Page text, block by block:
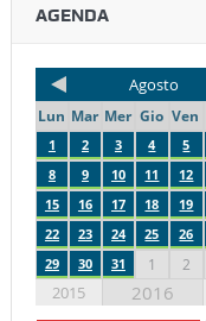
AGENDA
Agosto
Lun Mar Mer Gio Ven
1 2 3 4 5
8
9 10 11 12
15
16 17 18 19
22
23 24 25 26
29
30 31 1 2
2015 2016